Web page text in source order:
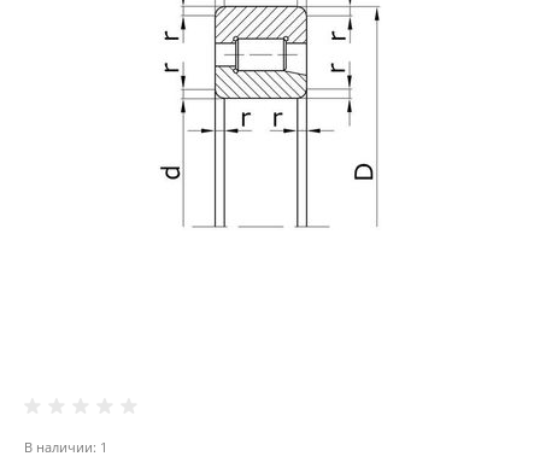
В наличии: 1